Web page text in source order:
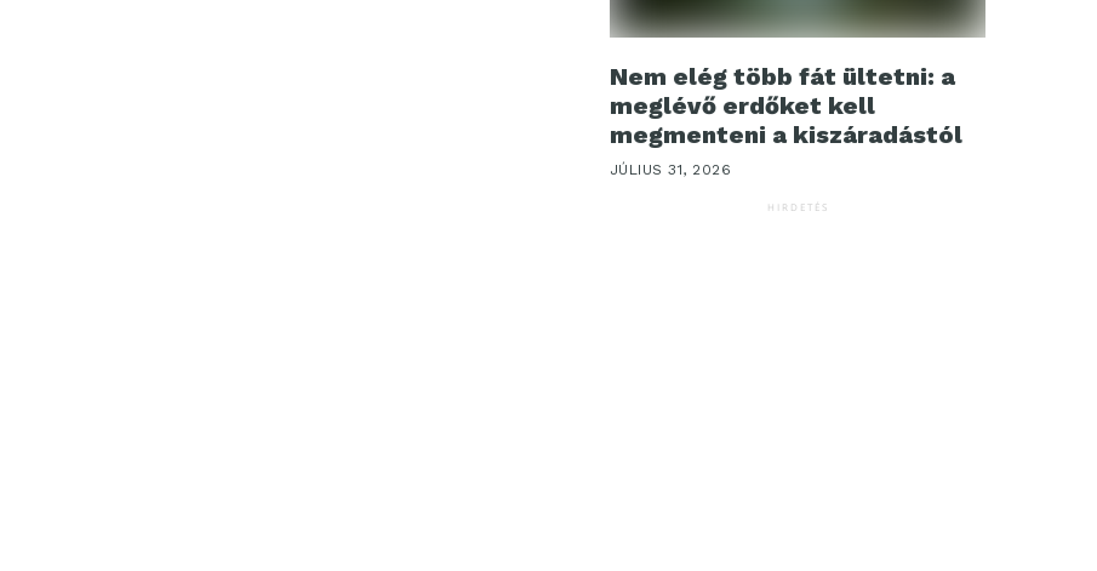
Nem elég több fát ültetni: a
meglévő erdőket kell
megmenteni a kiszáradástól
JÚLIUS 31, 2026
HIRDETÉS